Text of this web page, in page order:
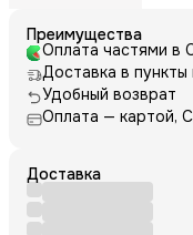
Преимущества
Оплата частями в
Доставка в
Удобный возврат
Оплата — картой,
Доставка